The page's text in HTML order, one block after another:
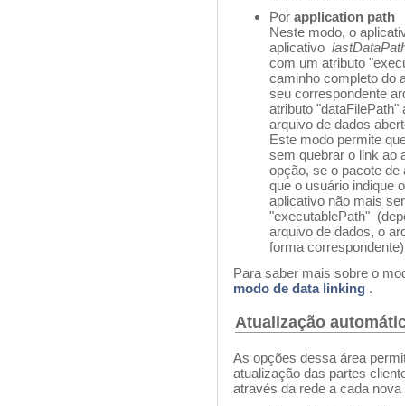
Por application path
Neste modo, o
aplicativo
com um atributo
caminho completo do
seu correspondente
atributo "dataFilePath"
arquivo de dados
Este modo permite
sem quebrar o link ao
opção, se o pacote
que o usuário indique
aplicativo não mais
"executablePath"
arquivo de dados, o
forma
Para saber mais sobre o
modo de data linking .
Atualização
As opções dessa área
atualização das partes
através da rede a cada